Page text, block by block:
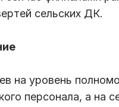
сельских ДК.
на уровень
персонала, а на